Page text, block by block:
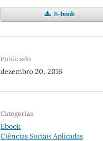
E-book
Publicado
dezembro 20, 2016
Categorias
Ebook
Ciências Sociais Aplicadas